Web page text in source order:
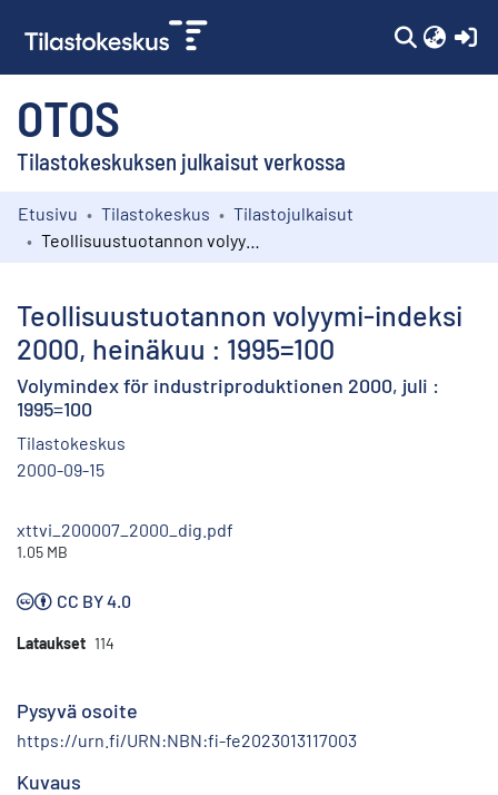
OTOS
Tilastokeskuksen julkaisut verkossa
Kokoelmat
Etusivu Tilastokeskus
Tilastojulkaisut
Teollisuustuotannon volyymi-indeksi
2000, heinäkuu : 1995=100
Volymindex för industriproduktionen 2000, juli :
1995=100
Tilastokeskus
2000-09-15
xttvi_200007_2000_dig.pdf
1.05 MB
CC BY 4.0
Lataukset 114
Pysyvä osoite
https://urn.fi/URN:NBN:fi-fe2023013117003
Kuvaus